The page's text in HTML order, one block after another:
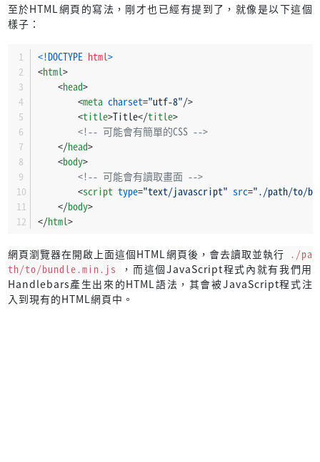
至於HTML網頁的寫法，剛才也已經有提到了，就像是以下這個
樣子：
<!DOCTYPE html>
<html>
<head>
<meta charset="utf-8"/>
<title>Title</title>
<!-- 可能會有簡單的CSS -->
</head>
<body>
<!-- 可能會有讀取畫面 -->
<script type="text/javascript" src="./path/to/
</body>
</html>
網頁瀏覽器在開啟上面這個HTML網頁後，會去讀取並執行 ./pa
th/to/bundle.min.js
，而這個JavaScript程式內就有我們用
Handlebars產生出來的HTML語法，其會被JavaScript程式注
入到現有的HTML網頁中。